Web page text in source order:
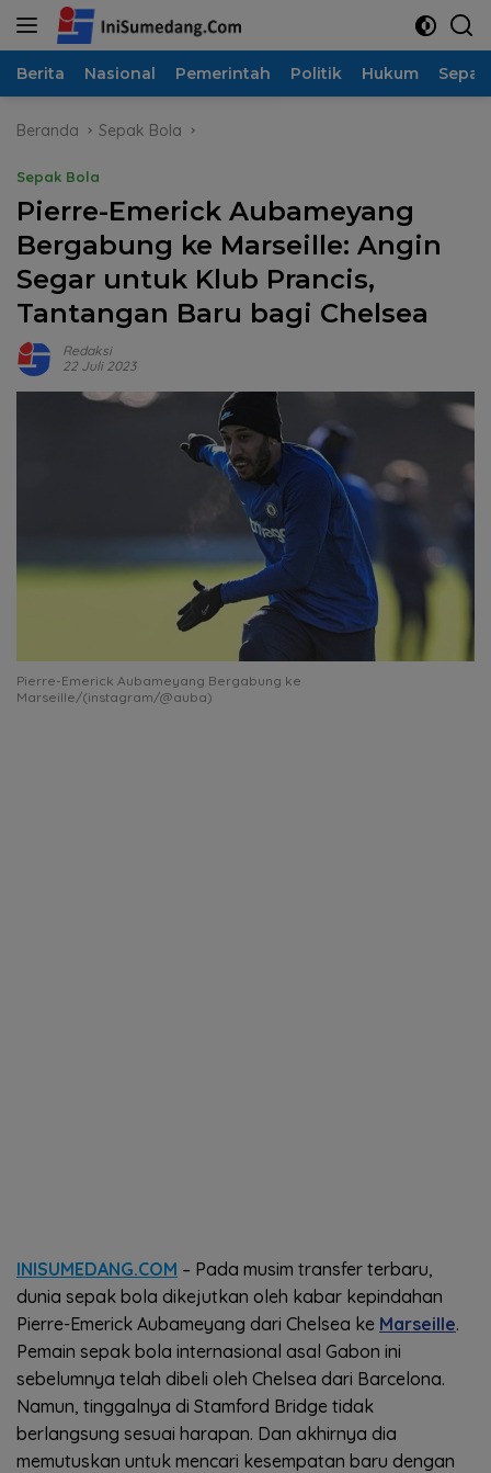
Langsung
Berita Nasional Pemerintah Politik Hukum
Beranda Sepak Bola
Sepak Bola
Pierre-Emerick Aubameyang
Bergabung ke Marseille: Angin
Segar untuk Klub Prancis,
Tantangan Baru bagi Chelsea
Redaksi
22 Juli 2023
Pierre-Emerick Aubameyang Bergabung ke
Marseille/(instagram/@auba)
INISUMEDANG.COM – Pada musim transfer terbaru,
dunia sepak bola dikejutkan oleh kabar kepindahan
Pierre-Emerick Aubameyang dari Chelsea ke Marseille.
Pemain sepak bola internasional asal Gabon ini
sebelumnya telah dibeli oleh Chelsea dari Barcelona.
Namun, tinggalnya di Stamford Bridge tidak
berlangsung sesuai harapan. Dan akhirnya dia
memutuskan untuk mencari kesempatan baru dengan